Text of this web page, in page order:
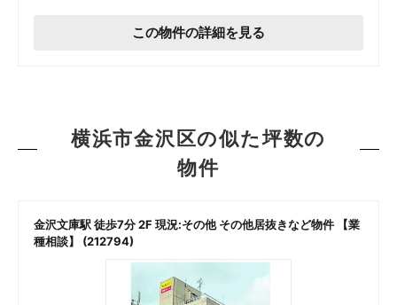
この物件の詳細を見る
横浜市金沢区の似た坪数の
物件
金沢文庫駅 徒歩7分 2F 現況:その他 その他居抜きなど物件 【業
種相談】 (212794)